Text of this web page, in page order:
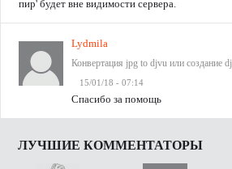
пир' будет вне видимости сервера.
Lydmila
Конвертация jpg to djvu или создание
15/01/18 - 07:14
Спасибо за помощь
ЛУЧШИЕ КОММЕНТАТОРЫ